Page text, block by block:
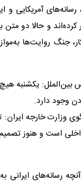
آمریکایی و
و حالا دو متن
جنگ روایت‌ها
یکشنبه هیچ
وجود دارد.
وزارت خارجه ایران:
است و هنوز
رسانه‌های ایرانی